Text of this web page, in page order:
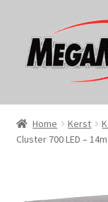
door
naar
naar
de
Home
KERST
Home Kerst
Cluster 700 LED –